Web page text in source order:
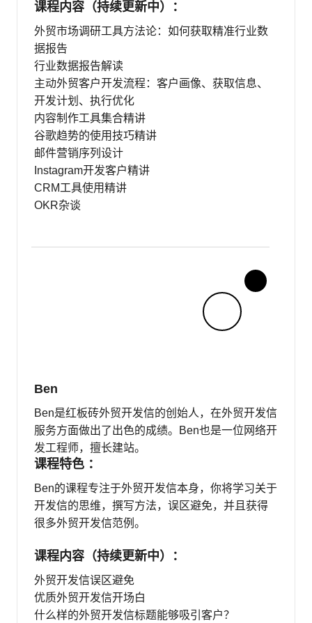
课程内容（持续更新中）：
外贸市场调研工具方法论：如何获取精准行业数
据报告
行业数据报告解读
主动外贸客户开发流程：客户画像、获取信息、
开发计划、执行优化
内容制作工具集合精讲
谷歌趋势的使用技巧精讲
邮件营销序列设计
Instagram开发客户精讲
CRM工具使用精讲
OKR杂谈
Ben
Ben是红板砖外贸开发信的创始人，在外贸开发信
服务方面做出了出色的成绩。Ben也是一位网络开
发工程师，擅长建站。
课程特色 ：
Ben的课程专注于外贸开发信本身，你将学习关于
开发信的思维，撰写方法，误区避免，并且获得
很多外贸开发信范例。
课程内容（持续更新中）：
外贸开发信误区避免
优质外贸开发信开场白
什么样的外贸开发信标题能够吸引客户？